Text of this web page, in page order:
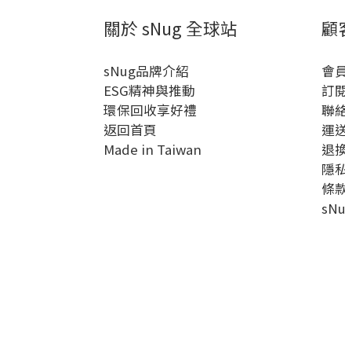
關於 sNug 全球站
sNug品牌介紹
ESG精神與推動
環保回收享好禮
返回首頁
Made in Taiwan
顧
會
訂
聯
運
退
隱
條